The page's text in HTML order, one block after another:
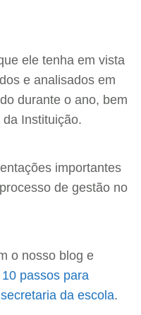
ele tenha em vista
e analisados em
durante o ano, bem
Instituição.
importantes
de gestão no
o nosso blog e
10 passos para
da escola.